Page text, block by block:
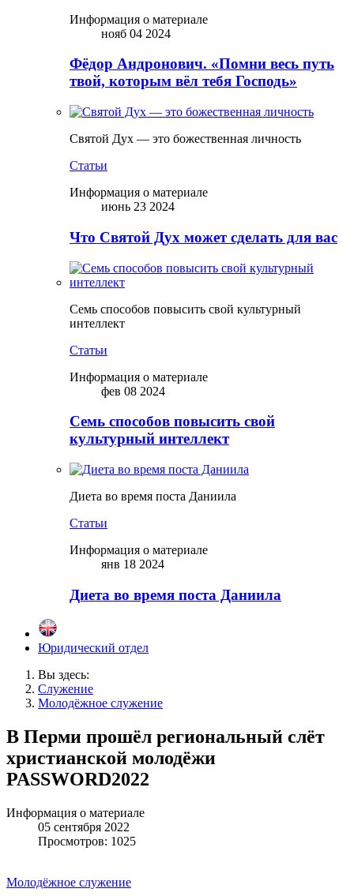
Информация о материале
нояб 04 2024
Фёдор Андронович. «Помни весь путь
твой, которым вёл тебя Господь»
Святой Дух — это божественная личность
Статьи
Информация о материале
июнь 23 2024
Что Святой Дух может сделать для вас
Семь способов повысить свой культурный
интеллект
Статьи
Информация о материале
фев 08 2024
Семь способов повысить свой
культурный интеллект
Диета во время поста Даниила
Статьи
Информация о материале
янв 18 2024
Диета во время поста Даниила
Юридический отдел
Вы здесь:
Служение
Молодёжное служение
В Перми прошёл региональный слёт
христианской молодёжи
PASSWORD2022
Информация о материале
05 сентября 2022
Просмотров: 1025
Молодёжное служение